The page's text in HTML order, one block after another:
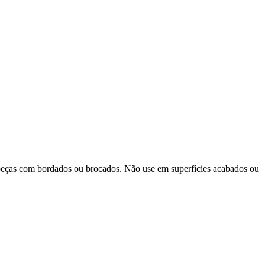
com bordados ou brocados. Não use em superfícies acabados ou